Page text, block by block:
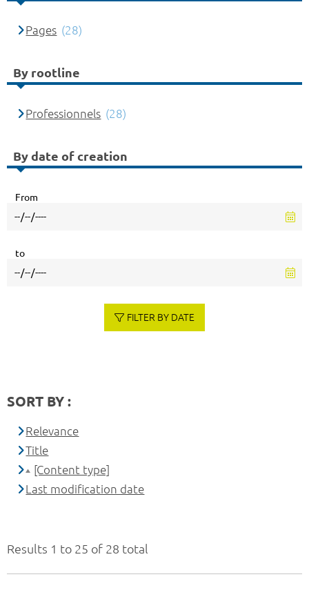
Results 1 to 25 of 28 total
Pages (28)
By rootline
Professionnels (28)
By date of creation
From
to
FILTER BY DATE
SORT BY :
Relevance
Title
[Content type]
Last modification date